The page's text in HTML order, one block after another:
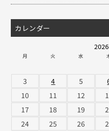
カレンダー
月 火 水
3
4 5
10
11 12
17
18 19
24
25 26